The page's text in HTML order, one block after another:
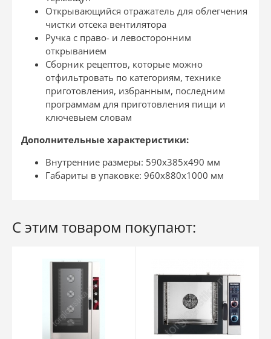
Открывающийся отражатель для облегчения
чистки отсека вентилятора
Ручка с право- и левосторонним
открыванием
Сборник рецептов, которые можно
отфильтровать по категориям, технике
приготовления, избранным, последним
программам для приготовления пищи и
ключевыем словам
Дополнительные характеристики:
Внутренние размеры: 590x385x490 мм
Габариты в упаковке: 960х880х1000 мм
С этим товаром покупают: